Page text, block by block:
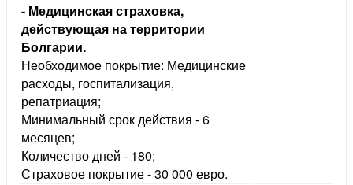
- Медицинская страховка,
действующая на территории
Болгарии.
Необходимое покрытие: Медицинские
расходы, госпитализация,
репатриация;
Минимальный срок действия - 6
месяцев;
Количество дней - 180;
Страховое покрытие - 30 000 евро.